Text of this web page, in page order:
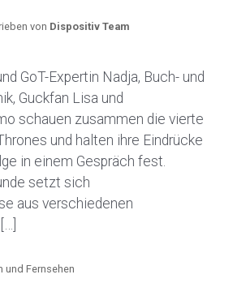
von Dispositiv Team
GoT-Expertin Nadja, Buch- und
Guckfan Lisa und
schauen zusammen die vierte
und halten ihre Eindrücke
in einem Gespräch fest.
setzt sich
aus verschiedenen
und Fernsehen